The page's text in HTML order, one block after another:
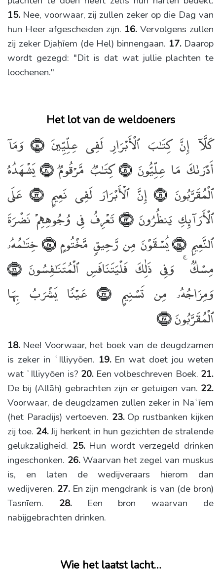
15. Nee, voorwaar, zij zullen zeker op die Dag van
hun Heer afgescheiden zijn. 16. Vervolgens zullen
zij zeker Djaḥīem (de Hel) binnengaan. 17. Daarop
wordt gezegd: "Dit is dat wat jullie plachten te
loochenen."
Het lot van de weldoeners
18. Nee! Voorwaar, het boek van de deugdzamen
is zeker in ʿIlliyyōen. 19. En wat doet jou weten
wat ʿIlliyyōen is? 20. Een volbeschreven Boek. 21.
De bij (Allāh) gebrachten zijn er getuigen van. 22.
Voorwaar, de deugdzamen zullen zeker in Naʿīem
(het Paradijs) vertoeven. 23. Op rustbanken kijken
zij toe. 24.Jij herkent in hun gezichten de stralende
gelukzaligheid. 25. Hun wordt verzegeld drinken
ingeschonken. 26.Waarvan het zegel van muskus
is, en laten de wedijveraars hierom dan
wedijveren. 27. En zijn mengdrank is van (de bron)
Tasnīem. 28.
Een bron waarvan de
nabijgebrachten drinken.
كَلَّآ إِنَّ كِتَـٰبَ ٱلْأَبْرَارِ لَفِى عِلِّيِّينَ﴿١٨﴾
وَمَآ
أَدْرَىٰكَ مَا عِلِّيُّونَ﴿١٩﴾ كِتَـٰبٌۭ مَّرْقُومٌۭ﴿٢٠﴾
يَشْهَدُهُ
ٱلْمُقَرَّبُونَ﴿٢١﴾ إِنَّ ٱلْأَبْرَارَ لَفِى نَعِيمٍ﴿٢٢﴾
عَلَى
ٱلْأَرَآئِكِ يَنظُرُونَ﴿٢٣﴾
تَعْرِفُ فِى وُجُوهِهِمْ نَضْرَةَ
ٱلنَّعِيمِ﴿٢٤﴾ يُسْقَوْنَ مِن رَّحِيقٍۢ مَّخْتُومٍ﴿٢٥﴾
خِتَـٰمُهُۥ
مِسْكٌۭ ۚ وَفِى ذَٰلِكَ فَلْيَتَنَافَسِ ٱلْمُتَنَـٰفِسُونَ﴿٢٦﴾
وَمِزَاجُهُۥ مِن تَسْنِيمٍ﴿٢٧﴾
عَيْنًۭا يَشْرَبُ بِهَا
ٱلْمُقَرَّبُونَ﴿٢٨﴾
Wie het laatst lacht…